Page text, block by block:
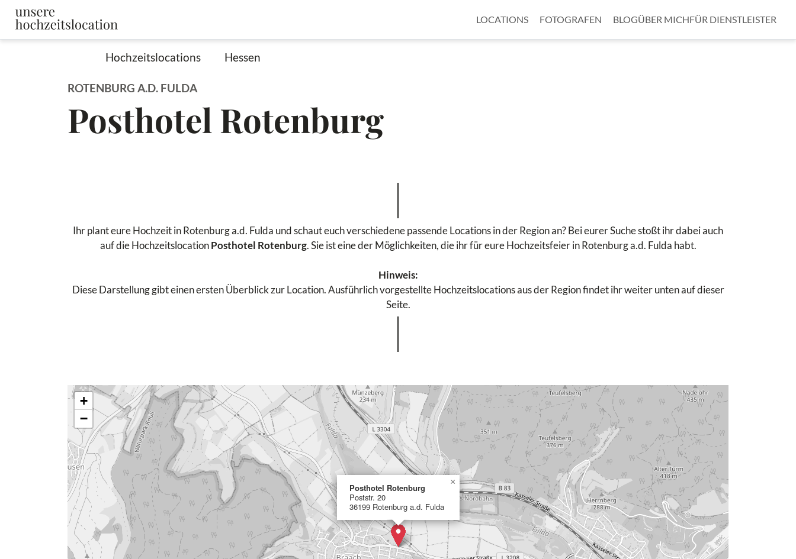
LOCATIONS FOTOGRAFEN BLOGÜBER MICHFÜR DIENSTLEISTER
Hochzeitslocations Hessen
ROTENBURG A.D. FULDA
Posthotel Rotenburg
Ihr plant eure Hochzeit in Rotenburg a.d. Fulda und schaut euch verschiedene passende Locations in der Region an? Bei eurer Suche stoßt ihr dabei auch
auf die HochzeitslocationPosthotel Rotenburg. Sie ist eine der Möglichkeiten, die ihr für eure Hochzeitsfeier in Rotenburg a.d. Fulda habt.
Hinweis:
Diese Darstellung gibt einen ersten Überblick zur Location. Ausführlich vorgestellte Hochzeitslocations aus der Region findet ihr weiter unten auf dieser
Seite.
Posthotel Rotenburg
Poststr. 20
36199 Rotenburg a.d. Fulda
×
+
−